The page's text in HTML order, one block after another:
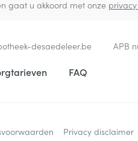
gaat u akkoord met onze
desaedeleer.be APB
FAQ
Privacy disclaimer